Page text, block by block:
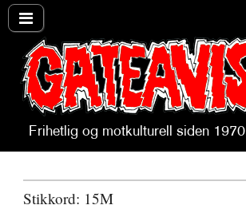
Gateavisa
Frihetlig og motkulturell siden 1970
Stikkord: 15M